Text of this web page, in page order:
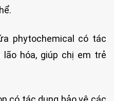
phytochemical có tác
hóa, giúp chị em trẻ